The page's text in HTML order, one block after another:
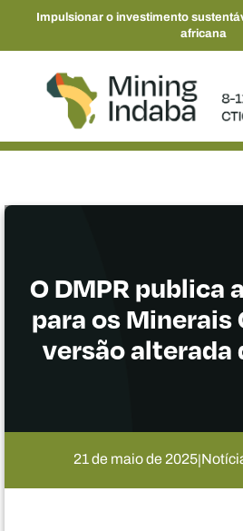
Impulsionar o investimento
africana
O DMPR publica
para os Minerais
versão alterada
21 de maio de 2025|